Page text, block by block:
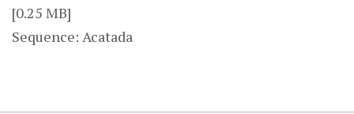
[0.25 MB]
Sequence: Acatada